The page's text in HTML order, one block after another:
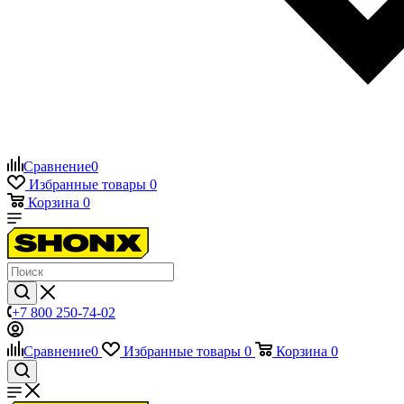
Сравнение0
Избранные товары 0
Корзина 0
+7 800 250-74-02
Сравнение0 Избранные товары 0 Корзина 0